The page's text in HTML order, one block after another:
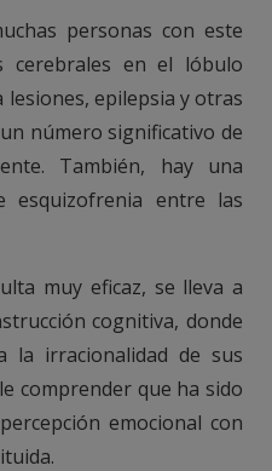
personas con este
cerebrales en el lóbulo
epilepsia y otras
número significativo de
También, hay una
esquizofrenia entre las
muy eficaz, se lleva a
cognitiva, donde
la irracionalidad de sus
comprender que ha sido
emocional con